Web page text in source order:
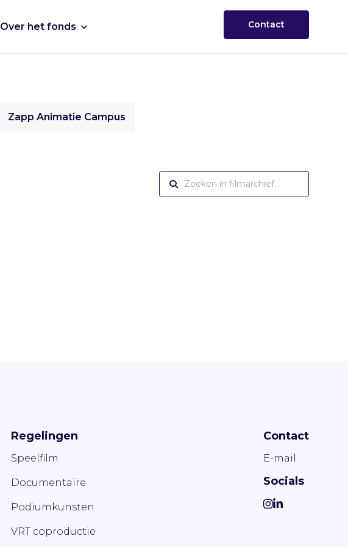
Over het fonds Contact
Zapp Animatie Campus
Regelingen
Speelfilm
Documentaire
Podiumkunsten
VRT coproductie
Contact
E-mail
Socials